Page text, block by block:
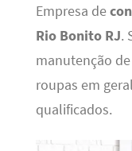
Empresa de
Rio Bonito RJ.
manutenção
roupas em
qualificados.